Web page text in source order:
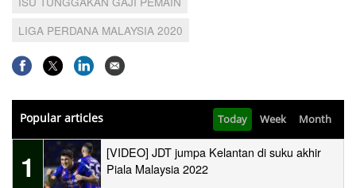
LIGA PERDANA MALAYSIA 2020
Popular articles Today Week Month
1
[VIDEO] JDT jumpa Kelantan di suku akhir
Piala Malaysia 2022